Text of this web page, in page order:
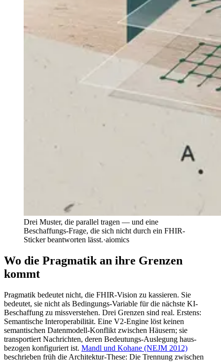
Drei Muster, die parallel tragen — und eine
Beschaffungs-Frage, die sich nicht durch ein FHIR-
Sticker beantworten lässt.·aiomics
Wo die Pragmatik an ihre Grenzen
kommt
Pragmatik bedeutet nicht, die FHIR-Vision zu kassieren. Sie
bedeutet, sie nicht als Bedingungs-Variable für die nächste KI-
Beschaffung zu missverstehen. Drei Grenzen sind real. Erstens:
Semantische Interoperabilität. Eine V2-Engine löst keinen
semantischen Datenmodell-Konflikt zwischen Häusern; sie
transportiert Nachrichten, deren Bedeutungs-Auslegung haus-
bezogen konfiguriert ist. Mandl und Kohane (NEJM 2012)
beschrieben früh die Architektur-These: Die Trennung zwischen